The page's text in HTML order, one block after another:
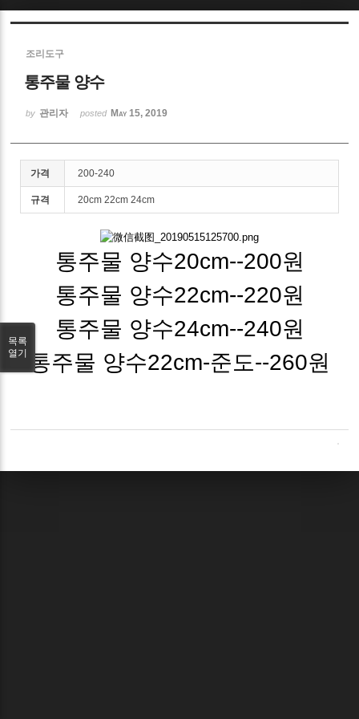
조리도구
통주물 양수
by 관리자 posted May 15, 2019
가격 200-240
규격 20cm 22cm 24cm
통주물 양수20cm--200원
통주물 양수22cm--220원
통주물 양수24cm--240원
통주물 양수22cm-준도--260원
목록
열기
Sketchbook5, 스케치북5
Sketchbook5, 스케치북5